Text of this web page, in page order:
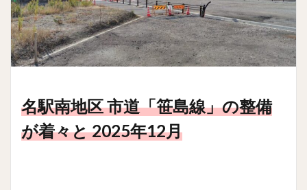
名駅南地区 市道「笹島線」の整備
が着々と 2025年12月